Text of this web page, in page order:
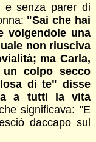
e senza parer di
"Sai che hai
volgendole una
non riusciva
ma Carla,
colpo secco
di te" disse
a tutti la vita
significava: "E
daccapo sul